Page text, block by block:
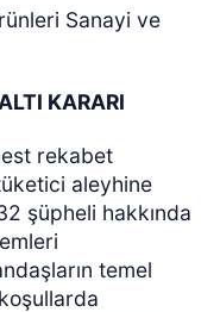
Sanayi ve
KARARI
rekabet
aleyhine
şüpheli hakkında
temel